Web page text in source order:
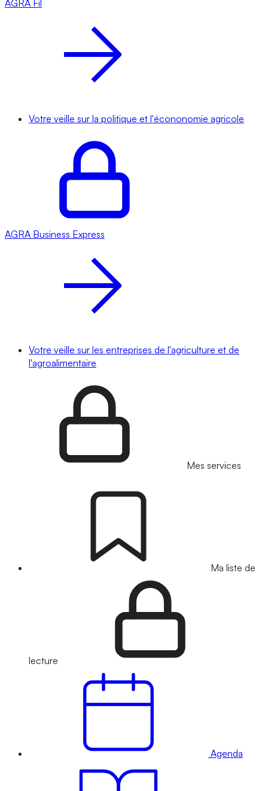
AGRA Fil
Votre veille sur la politique et l'écononomie agricole
AGRA Business Express
Votre veille sur les entreprises de l'agriculture et de
l'agroalimentaire
Mes services
Ma liste de
lecture
Agenda